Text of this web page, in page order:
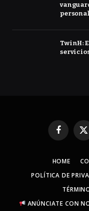
TwinH:
Facebook
X
HOME
POLÍTICA DE
ANÚNCIATE CON